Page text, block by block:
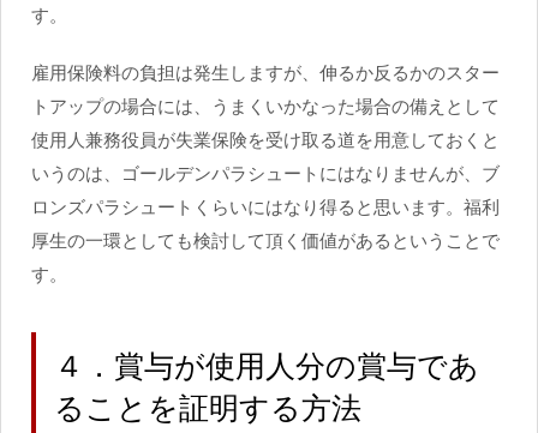
す。
雇用保険料の負担は発生しますが、伸るか反るかのスター
トアップの場合には、うまくいかなった場合の備えとして
使用人兼務役員が失業保険を受け取る道を用意しておくと
いうのは、ゴールデンパラシュートにはなりませんが、ブ
ロンズパラシュートくらいにはなり得ると思います。福利
厚生の一環としても検討して頂く価値があるということで
す。
４．賞与が使用人分の賞与であ
ることを証明する方法